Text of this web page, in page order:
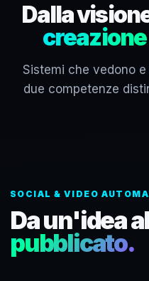
Dalla
Sistemi che vedono
due competenze
SOCIAL & VIDEO
Da un'idea
pubblicato.